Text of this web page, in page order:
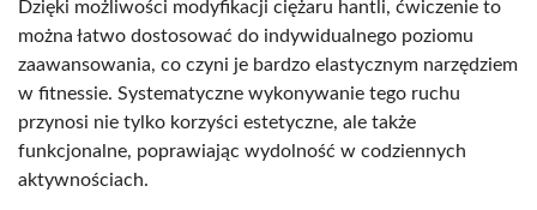
Dzięki możliwości modyfikacji ciężaru hantli, ćwiczenie to
można łatwo dostosować do indywidualnego poziomu
zaawansowania, co czyni je bardzo elastycznym narzędziem
w fitnessie. Systematyczne wykonywanie tego ruchu
przynosi nie tylko korzyści estetyczne, ale także
funkcjonalne, poprawiając wydolność w codziennych
aktywnościach.